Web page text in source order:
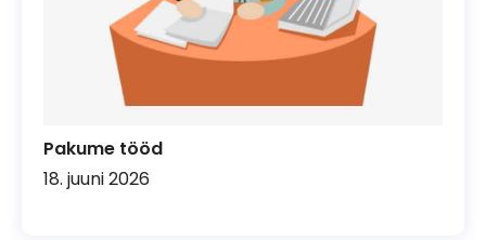
Pakume tööd
18. juuni 2026